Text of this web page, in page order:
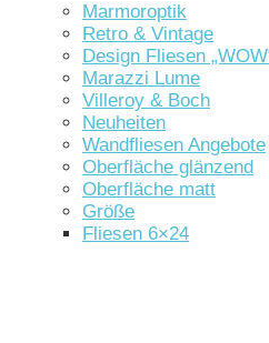
Marmoroptik
Retro & Vintage
Design Fliesen
Marazzi Lume
Villeroy & Boch
Neuheiten
Wandfliesen Angebote
Oberfläche glänzend
Oberfläche matt
Größe
Fliesen 6×24